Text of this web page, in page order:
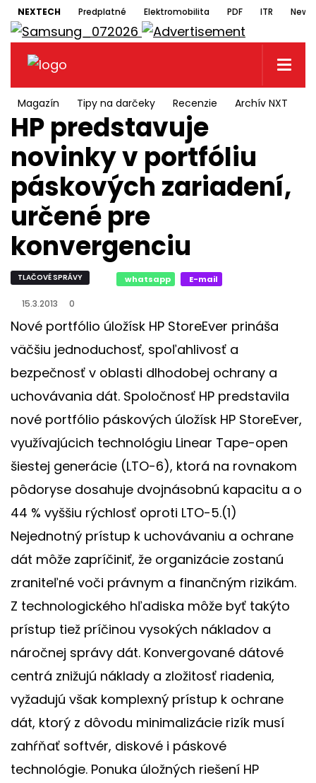
NEXTECH Predplatné Elektromobilita PDF ITR
Magazín Tipy na darčeky Recenzie Archív NXT
HP predstavuje
novinky v portfóliu
páskových zariadení,
určené pre
konvergenciu
TLAČOVÉ SPRÁVY whatsapp E-mail
15.3.2013 0
Nové portfólio úložísk HP StoreEver prináša
väčšiu jednoduchosť, spoľahlivosť a
bezpečnosť v oblasti dlhodobej ochrany a
uchovávania dát. Spoločnosť HP predstavila
nové portfólio páskových úložísk HP StoreEver,
využívajúcich technológiu Linear Tape-open
šiestej generácie (LTO-6), ktorá na rovnakom
pôdoryse dosahuje dvojnásobnú kapacitu a o
44 % vyššiu rýchlosť oproti LTO-5.(1)
Nejednotný prístup k uchovávaniu a ochrane
dát môže zapríčiniť, že organizácie zostanú
zraniteľné voči právnym a finančným rizikám.
Z technologického hľadiska môže byť takýto
prístup tiež príčinou vysokých nákladov a
náročnej správy dát. Konvergované dátové
centrá znižujú náklady a zložitosť riadenia,
vyžadujú však komplexný prístup k ochrane
dát, ktorý z dôvodu minimalizácie rizík musí
zahŕňať softvér, diskové i páskové
technológie. Ponuka úložných riešení HP